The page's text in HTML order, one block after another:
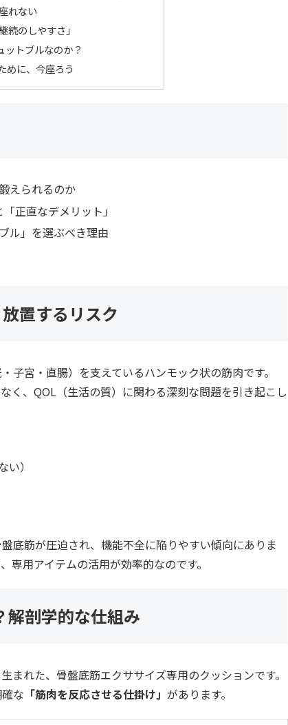
れない
続のしやすさ」
ットブルなのか？
めに、今座ろう
えられるのか
正直なデメリット」
ル」を選ぶべき理由
置するリスク
宮・直腸）を支えているハンモック状の筋肉です。
く、QOL（生活の質）に関わる深刻な問題を引き起こし
い）
底筋が圧迫され、機能不全に陥りやすい傾向にありま
用アイテムの活用が効率的なのです。
解剖学的な仕組み
まれた、骨盤底筋エクササイズ専用のクッションです。
な 「筋肉を反応させる仕掛け」 があります。